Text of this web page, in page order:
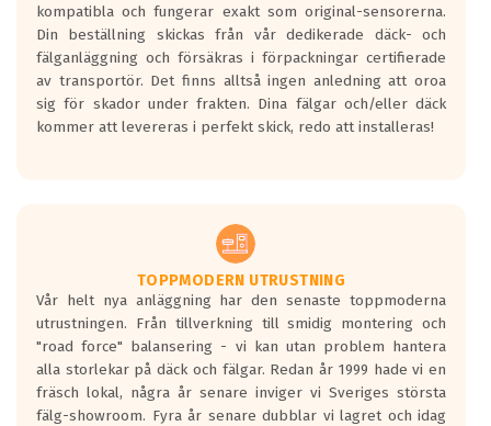
kompatibla och fungerar exakt som original-sensorerna.
Din beställning skickas från vår dedikerade däck- och
fälganläggning och försäkras i förpackningar certifierade
av transportör. Det finns alltså ingen anledning att oroa
sig för skador under frakten. Dina fälgar och/eller däck
kommer att levereras i perfekt skick, redo att installeras!
TOPPMODERN UTRUSTNING
Vår helt nya anläggning har den senaste toppmoderna
utrustningen. Från tillverkning till smidig montering och
"road force" balansering - vi kan utan problem hantera
alla storlekar på däck och fälgar. Redan år 1999 hade vi en
fräsch lokal, några år senare inviger vi Sveriges största
fälg-showroom. Fyra år senare dubblar vi lagret och idag